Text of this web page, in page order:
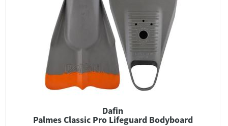
Dafin
Palmes Classic Pro Lifeguard Bodyboard